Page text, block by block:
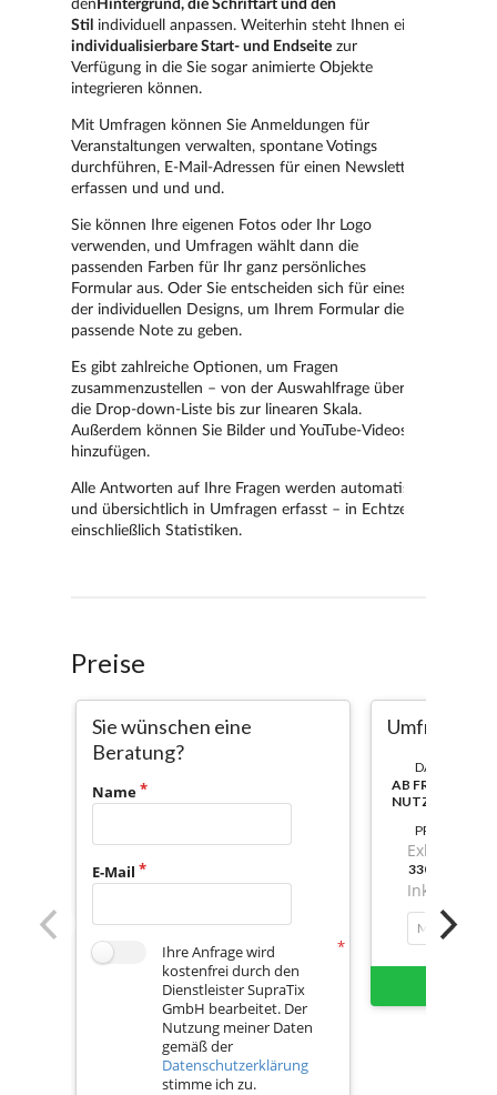
Preise
Sie wünschen eine
Beratung?
Name
E-Mail
Ihre Anfrage wird
kostenfrei durch den
Dienstleister SupraTix
GmbH bearbeitet. Der
Nutzung meiner Daten
gemäß der
Datenschutzerklärung
stimme ich zu.
Umfrage
DAUER:
AB
NUTZBAR
PREIS
Exkl. Mwst.
Inkl. Mwst.